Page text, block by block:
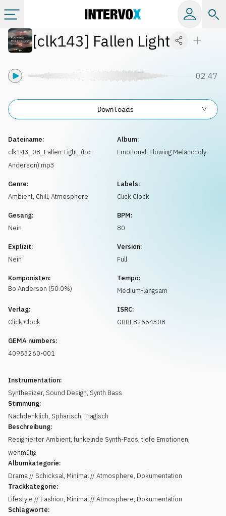
Kategorien
Alle Alben
Playlists
Lizenzen
Info
[clk143] Fallen Light
02:47
Dateiname:
clk143_08_Fallen-Light_(Bo-
Anderson).mp3
Album:
Emotional: Flowing Melancholy
Genre:
Ambient, Chill, Atmosphere
Labels:
Click Clock
Gesang:
Nein
BPM:
80
Explizit:
Nein
Version:
Full
Komponisten:
Bo Anderson (50.0%)
Tempo:
Medium-langsam
Verlag:
Click Clock
ISRC:
GBBE82564308
GEMA numbers:
40953260-001
Instrumentation:
Synthesizer, Sound Design, Synth Bass
Stimmung:
Nachdenklich, Sphärisch, Tragisch
Beschreibung:
Resignierter Ambient, funkelnde Synth-Pads, tiefe Emotionen,
wehmütig
Albumkategorie:
Drama // Schicksal, Minimal // Atmosphere, Dokumentation
Trackkategorie:
Lifestyle // Fashion, Minimal // Atmosphere, Dokumentation
Schlagworte:
Downloads